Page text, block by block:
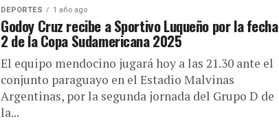
DEPORTES 1 año ago
Godoy Cruz recibe a Sportivo Luqueño por la fecha
2 de la Copa Sudamericana 2025
El equipo mendocino jugará hoy a las 21.30 ante el
conjunto paraguayo en el Estadio Malvinas
Argentinas, por la segunda jornada del Grupo D de
la...